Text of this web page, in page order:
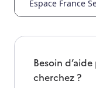
Espace France
Besoin
cherchez ?